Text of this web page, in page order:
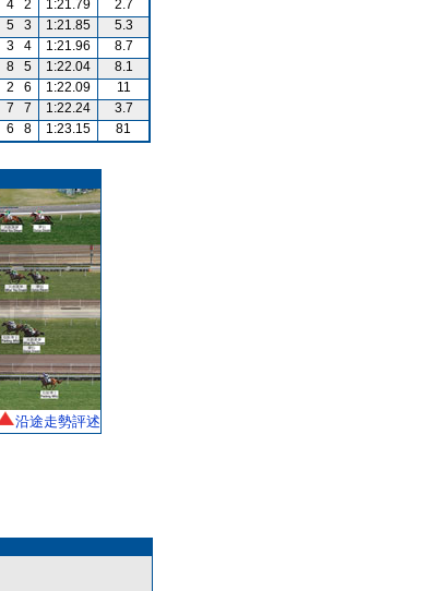
4 2 1:21.79
2.7
5 3 1:21.85
5.3
3 4 1:21.96
8.7
8 5 1:22.04
8.1
2 6 1:22.09
11
7 7 1:22.24
3.7
6 8 1:23.15 81
沿途走勢評述